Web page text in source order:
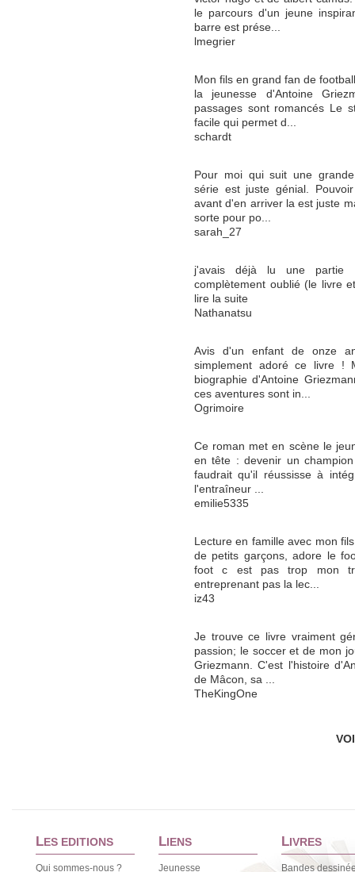
le parcours d'un jeune
barre est prése...
lmegrier
Mon fils en grand fan de
la jeunesse d'Antoine
passages sont romancés Le
facile qui permet d...
schardt
Pour moi qui suit une
série est juste génial.
avant d'en arriver la est juste
sorte pour po...
sarah_27
j'avais déjà lu une
complètement oublié (le livre
lire la suite
Nathanatsu
Avis d'un enfant de onze
simplement adoré ce livre !
biographie d'Antoine
ces aventures sont in...
Ogrimoire
Ce roman met en scène le
en tête : devenir un
faudrait qu'il réussisse à
l'entraîneur ...
emilie5335
Lecture en famille avec mon
de petits garçons, adore le
foot c est pas trop mon
entreprenant pas la lec...
iz43
Je trouve ce livre vraiment
passion; le soccer et de mon
Griezmann. C'est l'histoire
de Mâcon, sa ...
TheKingOne
LES EDITIONS
Qui sommes-nous ?
LIENS
Jeunesse
LIVRES
Bandes